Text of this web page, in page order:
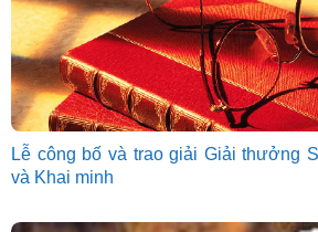
Lễ công bố và trao giải Giải thưởng
và Khai minh